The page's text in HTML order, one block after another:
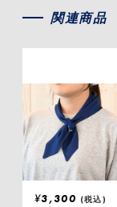
関連商品
¥3,300 (税込)